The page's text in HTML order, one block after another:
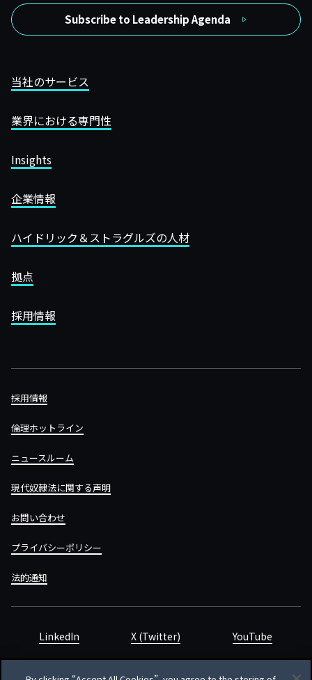
Subscribe to Leadership Agenda
当社のサービス
業界における専門性
Insights
企業情報
ハイドリック＆ストラグルズの人材
拠点
採用情報
採用情報
倫理ホットライン
ニュースルーム
現代奴隷法に関する声明
お問い合わせ
プライバシーポリシー
法的通知
LinkedIn X (Twitter) YouTube